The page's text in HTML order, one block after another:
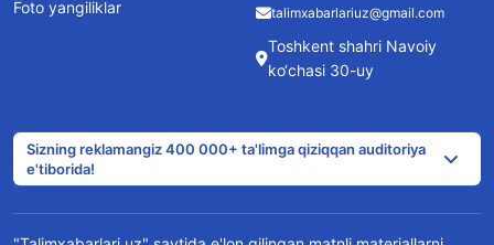
Foto yangiliklar
talimxabarlariuz@gmail.com
Toshkent shahri Navoiy
ko‘chasi 30-uy
Sizning reklamangiz 400 000+ ta'limga qiziqqan auditoriya
e'tiborida!